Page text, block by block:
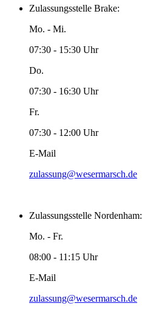
Zulassungsstelle Brake:
Mo. - Mi.
07:30 - 15:30 Uhr
Do.
07:30 - 16:30 Uhr
Fr.
07:30 - 12:00 Uhr
E-Mail
zulassung@wesermarsch.de
Zulassungsstelle Nordenham:
Mo. - Fr.
08:00 - 11:15 Uhr
E-Mail
zulassung@wesermarsch.de